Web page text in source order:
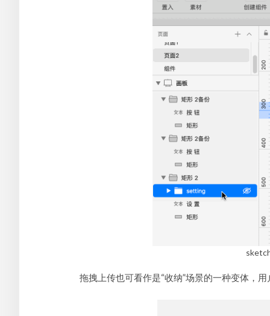
拖拽上传也可看作是“收纳”场景的一种变体，